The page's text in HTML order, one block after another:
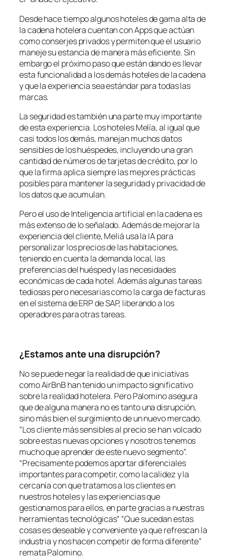
Desde hace tiempo algunos hoteles de gama alta de
la cadena hotelera cuentan con Apps que actúan
como conserjes privados y permiten que el usuario
maneje su estancia de manera más eficiente. Sin
embargo el próximo paso que están dando es llevar
esta funcionalidad a los demás hoteles de la cadena
y que la experiencia sea estándar para todas las
marcas.
La seguridad es también una parte muy importante
de esta experiencia. Los hoteles Melía, al igual que
casi todos los demás, manejan muchos datos
sensibles de los huéspedes, incluyendo una gran
cantidad de números de tarjetas de crédito, por lo
que la firma aplica siempre las mejores prácticas
posibles para mantener la seguridad y privacidad de
los datos que acumulan.
Pero el uso de Inteligencia artificial en la cadena es
más extenso de lo señalado. Además de mejorar la
experiencia del cliente, Meliá usa la IA para
personalizar los precios de las habitaciones,
teniendo en cuenta la demanda local, las
preferencias del huésped y las necesidades
económicas de cada hotel. Además algunas tareas
tediosas pero necesarias como la carga de facturas
en el sistema de ERP de SAP, liberando a los
operadores para otras tareas.
¿Estamos ante una disrupción?
No se puede negar la realidad de que iniciativas
como AirBnB han tenido un impacto significativo
sobre la realidad hotelera. Pero Palomino asegura
que de alguna manera no es tanto una disrupción,
sino más bien el surgimiento de un nuevo mercado.
“Los cliente más sensibles al precio se han volcado
sobre estas nuevas opciones y nosotros tenemos
mucho que aprender de este nuevo segmento”.
“Precisamente podemos aportar diferenciales
importantes para competir, como la calidez y la
cercanía con que tratamos a los clientes en
nuestros hoteles y las experiencias que
gestionamos para ellos, en parte gracias a nuestras
herramientas tecnológicas” “Que sucedan estas
cosas es deseable y conveniente ya que refrescan la
industria y nos hacen competir de forma diferente”
remata Palomino.